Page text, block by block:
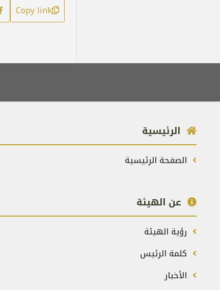
Copy link
الرئيسية
الصفحة الرئيسية
عن الهيئة
رؤية الهيئة
كلمة الرئيس
الأخبار